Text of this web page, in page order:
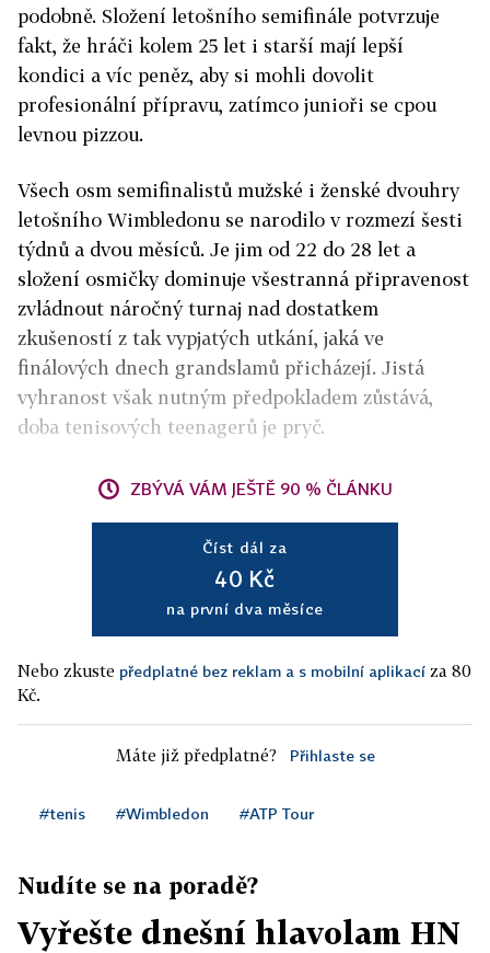
podobně. Složení letošního semifinále potvrzuje
fakt, že hráči kolem 25 let i starší mají lepší
kondici a víc peněz, aby si mohli dovolit
profesionální přípravu, zatímco junioři se cpou
levnou pizzou.
Všech osm semifinalistů mužské i ženské dvouhry
letošního Wimbledonu se narodilo v rozmezí šesti
týdnů a dvou měsíců. Je jim od 22 do 28 let a
složení osmičky dominuje všestranná připravenost
zvládnout náročný turnaj nad dostatkem
zkušeností z tak vypjatých utkání, jaká ve
finálových dnech grandslamů přicházejí. Jistá
vyhranost však nutným předpokladem zůstává,
doba tenisových teenagerů je pryč.
ZBÝVÁ VÁM JEŠTĚ 90 % ČLÁNKU
Číst dál za
40 Kč
na první dva měsíce
Nebo zkuste předplatné bez reklam a s mobilní aplikací za 80
Kč.
Máte již předplatné? Přihlaste se
#tenis #Wimbledon #ATP Tour
Nudíte se na poradě?
Vyřešte dnešní hlavolam HN